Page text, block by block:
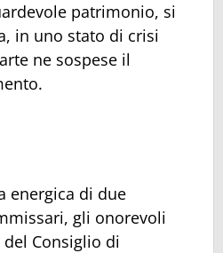
patrimonio, si
in uno stato di crisi
ne sospese il
energica di due
gli onorevoli
Consiglio di